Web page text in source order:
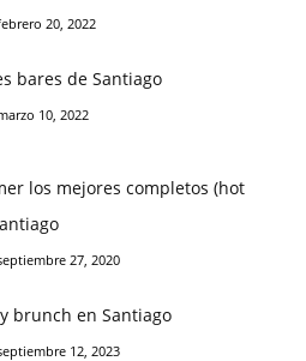
20, 2022
bares de Santiago
10, 2022
los mejores completos (hot
27, 2020
brunch en Santiago
12, 2023